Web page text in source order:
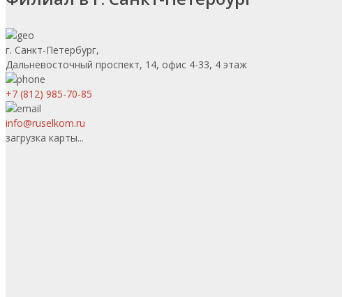
г. Санкт-Петербург,
Дальневосточный проспект, 14, офис 4-33, 4 этаж
+7 (812) 985-70-85
info@ruselkom.ru
загрузка карты...